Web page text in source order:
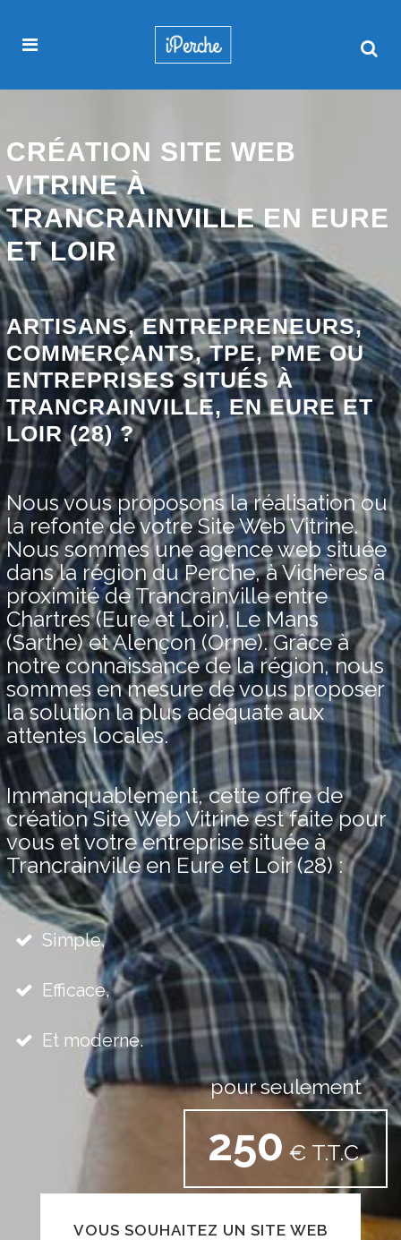
CRÉATION SITE WEB
VITRINE À
TRANCRAINVILLE EN EURE
ET LOIR
ARTISANS, ENTREPRENEURS,
COMMERÇANTS, TPE, PME OU
ENTREPRISES SITUÉS À
TRANCRAINVILLE, EN EURE ET
LOIR (28) ?
Nous vous proposons la réalisation ou
la refonte de votre Site Web Vitrine.
Nous sommes une agence web située
dans la région du Perche, à Vichères à
proximité de Trancrainville entre
Chartres (Eure et Loir), Le Mans
(Sarthe) et Alençon (Orne). Grâce à
notre connaissance de la région, nous
sommes en mesure de vous proposer
la solution la plus adéquate aux
attentes locales.
Immanquablement, cette offre de
création Site Web Vitrine est faite pour
vous et votre entreprise située à
Trancrainville en Eure et Loir (28) :
Simple,
Efficace,
Et moderne.
pour seulement
250 € T.T.C.
VOUS SOUHAITEZ UN SITE WEB